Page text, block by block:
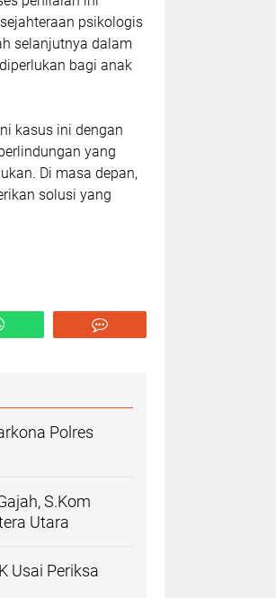
psikologis
selanjutnya dalam
bagi anak
kasus ini dengan
yang
Di masa depan,
solusi yang
Polres
S.Kom
Utara
Usai Periksa